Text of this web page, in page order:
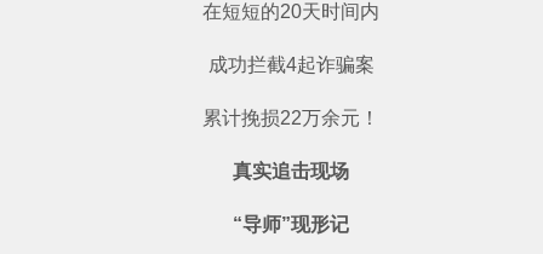
在短短的20天时间内
成功拦截4起诈骗案
累计挽损22万余元！
真实追击现场
“导师”现形记